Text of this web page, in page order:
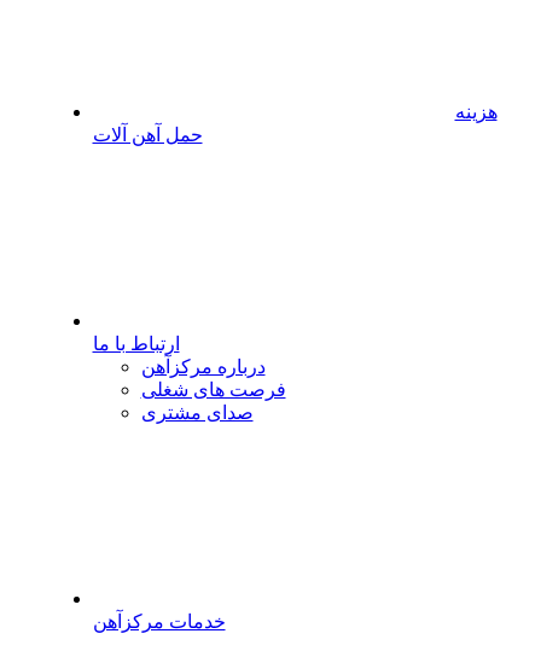
هزینه
حمل آهن آلات
ارتباط با ما
درباره مرکزآهن
فرصت های شغلی
صدای مشتری
خدمات مرکزآهن